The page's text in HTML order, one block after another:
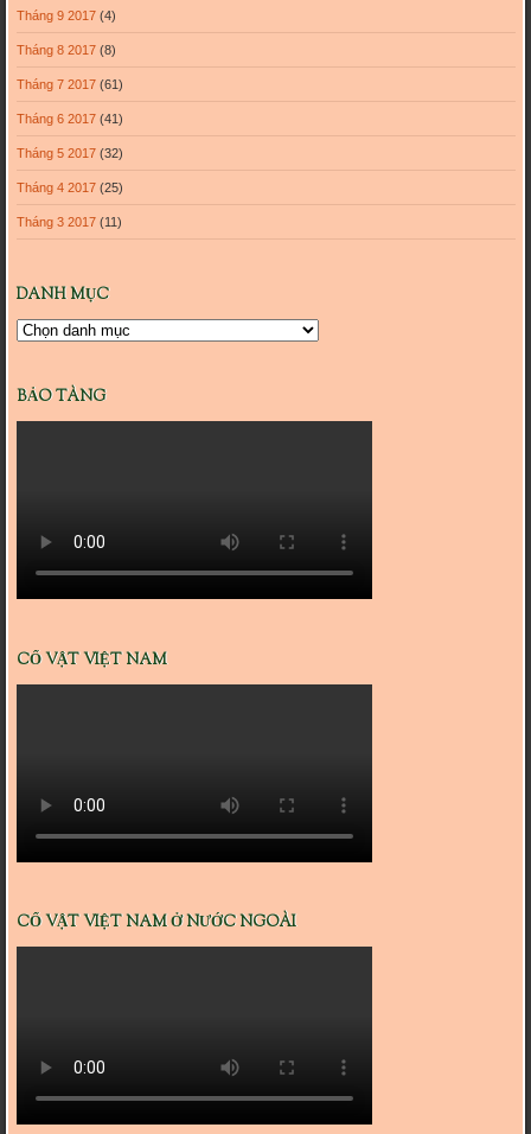
Tháng 9 2017(4)
Tháng 8 2017(8)
Tháng 7 2017(61)
Tháng 6 2017(41)
Tháng 5 2017(32)
Tháng 4 2017(25)
Tháng 3 2017(11)
DANH MỤC
Danh
BẢO TÀNG
CỔ VẬT VIỆT NAM
CỔ VẬT VIỆT NAM Ở NƯỚC NGOÀI